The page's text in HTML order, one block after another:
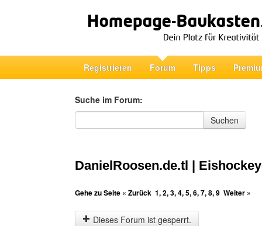
Registrieren Forum Tipps
Suche im Forum:
Suche im Forum
Suchen
DanielRoosen.de.tl |
Gehe zu Seite « Zurück 1,2,3,4,5,6,7,8,9 Weiter »
Dieses Forum ist gesperrt.